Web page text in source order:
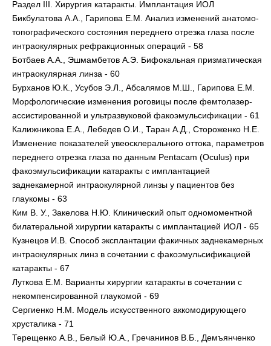
Раздел III. Хирургия катаракты. Имплантация ИОЛ
Бикбулатова А.А., Гарипова Е.М. Анализ изменений анатомо-
топографического состояния переднего отрезка глаза после
интраокулярных рефракционных операций - 58
Ботбаев А.А., Эшмамбетов А.Э. Бифокальная призматическая
интраокулярная линза - 60
Бурханов Ю.К., Усубов Э.Л., Абсалямов М.Ш., Гарипова Е.М.
Морфологические изменения роговицы после фемтолазер-
ассистированной и ультразвуковой факоэмульсификации - 61
Калижникова Е.А., Лебедев О.И., Таран А.Д., Стороженко Н.Е.
Изменение показателей увеосклерального оттока, параметров
переднего отрезка глаза по данным Pentacam (Oculus) при
факоэмульсификации катаракты с имплантацией
заднекамерной интраокулярной линзы у пациентов без
глаукомы - 63
Ким В. У., Закелова Н.Ю. Клинический опыт одномоментной
билатеральной хирургии катаракты с имплантацией ИОЛ - 65
Кузнецов И.В. Способ эксплантации факичных заднекамерных
интраокулярных линз в сочетании с факоэмульсификацией
катаракты - 67
Луткова Е.М. Варианты хирургии катаракты в сочетании с
некомпенсированной глаукомой - 69
Сергиенко Н.М. Модель искусственного аккомодирующего
хрусталика - 71
Терещенко А.В., Белый Ю.А., Гречанинов В.Б., Демъянченко